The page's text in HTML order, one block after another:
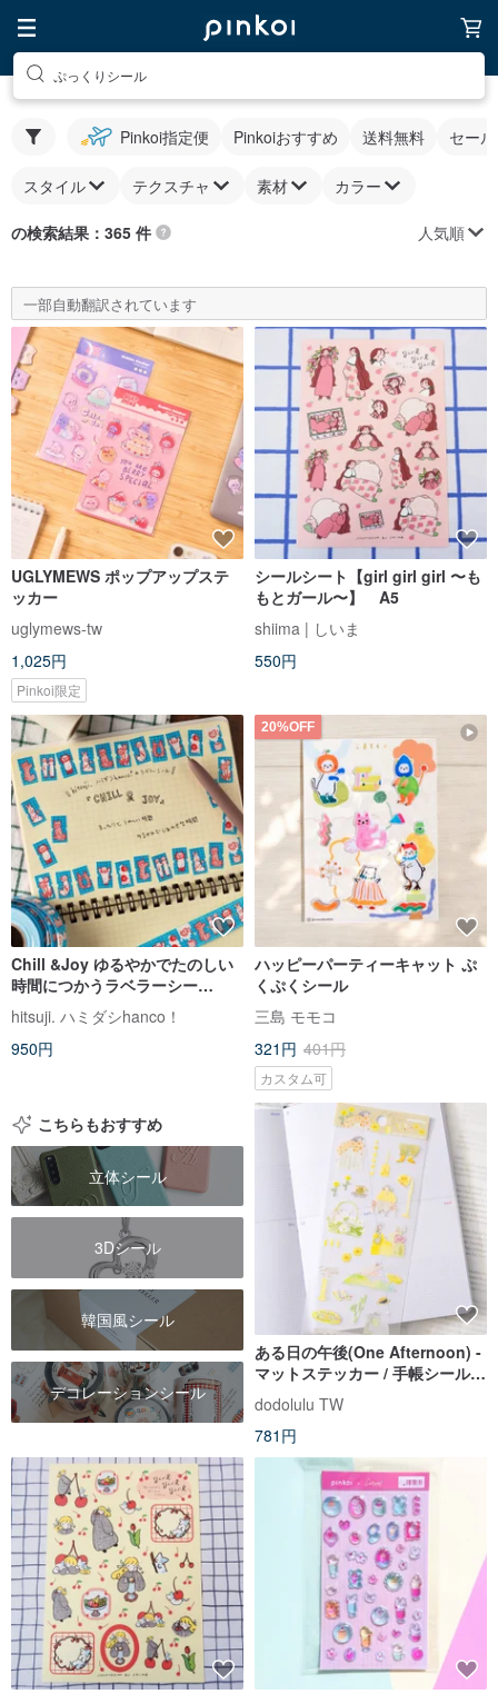
ぷっくりシール
Pinkoi指定便 Pinkoiおすすめ 送料無料 セー
スタイル テクスチャ 素材 カラー
の検索結果：365 件 人気順
一部自動翻訳されています
UGLYMEWS ポップアップステ
ッカー
uglymews-tw
1,025円
Pinkoi限定
シールシート【girl girl girl 〜も
もとガール〜】 A5
shiima | しいま
550円
Chill &Joy ゆるやかでたのしい
時間につかうラベラーシー
ル ラベルシール
hitsuji. ハミダシhanco！
950円
20%OFF
ハッピーパーティーキャット ぷ
くぷくシール
三島 モモコ
321円 401円
カスタム可
こちらもおすすめ
立体シール
3Dシール
韓国風シール
デコレーションシール
ある日の午後(One Afternoon) -
マットステッカー / 手帳シール |
女の子イラスト
dodolulu TW
781円